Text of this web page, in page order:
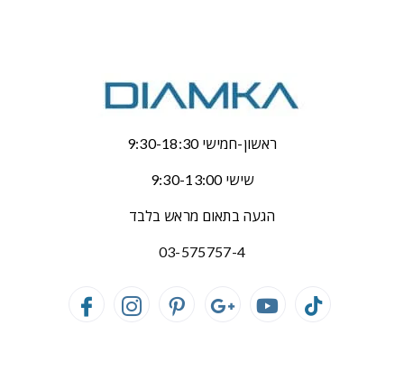
ראשון-חמישי 9:30-18:30
שישי 9:30-13:00
הגעה בתאום מראש בלבד
03-575757-4